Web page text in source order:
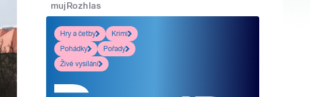
mujRozhlas
Hry a četby
Krimi
Pohádky
Pořady
Živé vysílání